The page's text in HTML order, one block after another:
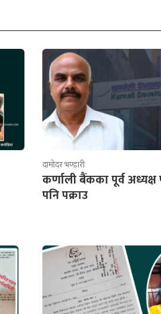
दामोदर भण्डारी
कर्णाली बैंकका पूर्व
पनि पक्राउ